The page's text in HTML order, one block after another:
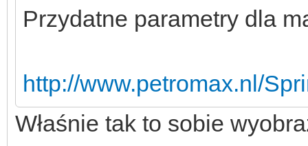
Przydatne parametry dla
http://www.petromax.nl/
Właśnie tak to sobie